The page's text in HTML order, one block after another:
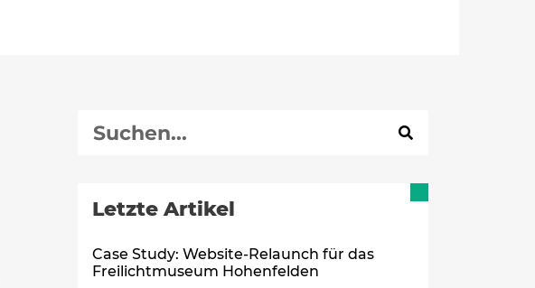
Letzte Artikel
Case Study: Website-Relaunch für das
Freilichtmuseum Hohenfelden